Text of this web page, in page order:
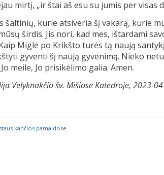
mirtį, „ir štai aš esu su jumis per visas
šaltinių, kurie atsiveria šį vakarą, kurie
širdis. Jis nori, kad mes, ištardami
Miglė po Krikšto turės tą naują
gyventi šį naują gyvenimą. Nieko
meile, Jo prisikėlimo galia. Amen.
Velyknakčio šv. Mišiose Katedroje, 2023-
kančios pamaldose